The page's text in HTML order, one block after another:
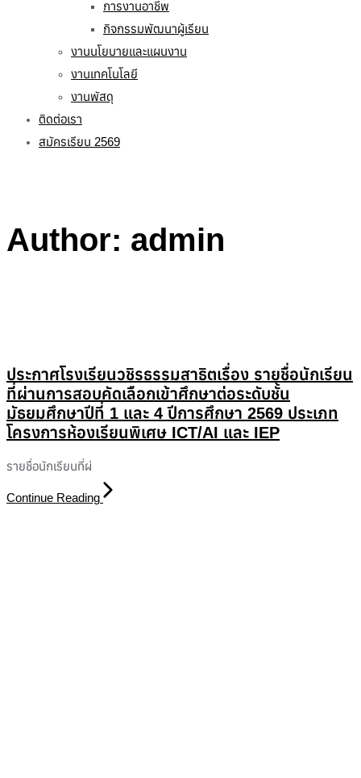
การงานอาชีพ
กิจกรรมพัฒนาผู้เรียน
งานนโยบายและแผนงาน
งานเทคโนโลยี
งานพัสดุ
ติดต่อเรา
สมัครเรียน 2569
Author: admin
ประกาศโรงเรียนวชิรธรรมสาธิตเรื่อง รายชื่อนักเรียน
ที่ผ่านการสอบคัดเลือกเข้าศึกษาต่อระดับชั้น
มัธยมศึกษาปีที่ 1 และ 4 ปีการศึกษา 2569 ประเภท
โครงการห้องเรียนพิเศษ ICT/AI และ IEP
รายชื่อนักเรียนที่ผ่
Continue Reading